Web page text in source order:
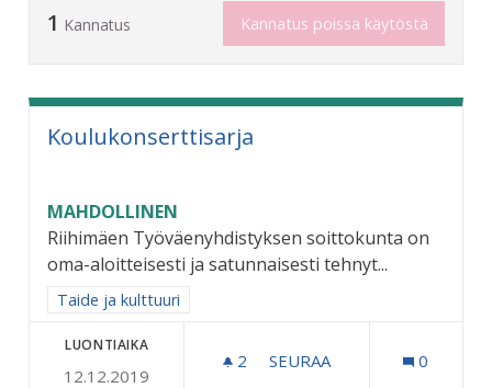
1 Kannatus Kannatus poissa käytöstä
Koulukonserttisarja
MAHDOLLINEN
Riihimäen Työväenyhdistyksen soittokunta on
oma-aloitteisesti ja satunnaisesti tehnyt...
Rajaa tulokset aihepiirin mukaan: Taide ja kulttuuri
Taide ja kulttuuri
LUONTIAIKA
12.12.2019
2 2 SEURAAJAA
SEURAA 0